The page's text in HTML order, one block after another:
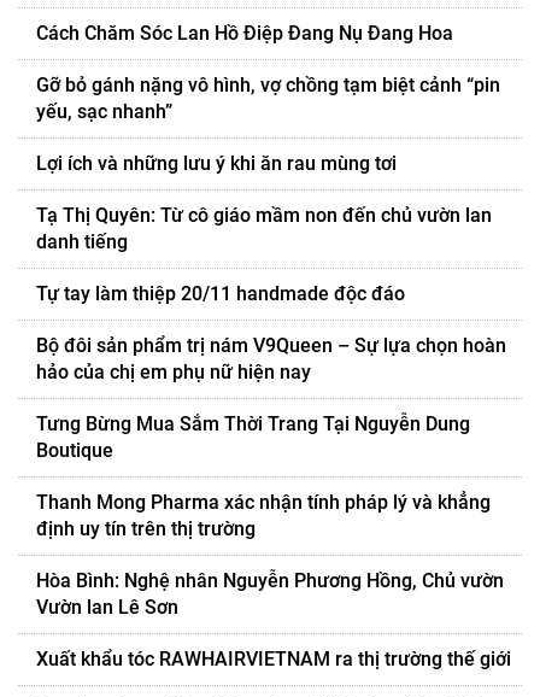
Cách Chăm Sóc Lan Hồ Điệp Đang Nụ Đang Hoa
Gỡ bỏ gánh nặng vô hình, vợ chồng tạm biệt cảnh “pin
yếu, sạc nhanh”
Lợi ích và những lưu ý khi ăn rau mùng tơi
Tạ Thị Quyên: Từ cô giáo mầm non đến chủ vườn lan
danh tiếng
Tự tay làm thiệp 20/11 handmade độc đáo
Bộ đôi sản phẩm trị nám V9Queen – Sự lựa chọn hoàn
hảo của chị em phụ nữ hiện nay
Tưng Bừng Mua Sắm Thời Trang Tại Nguyễn Dung
Boutique
Thanh Mong Pharma xác nhận tính pháp lý và khẳng
định uy tín trên thị trường
Hòa Bình: Nghệ nhân Nguyễn Phương Hồng, Chủ vườn
Vườn lan Lê Sơn
Xuất khẩu tóc RAWHAIRVIETNAM ra thị trường thế giới